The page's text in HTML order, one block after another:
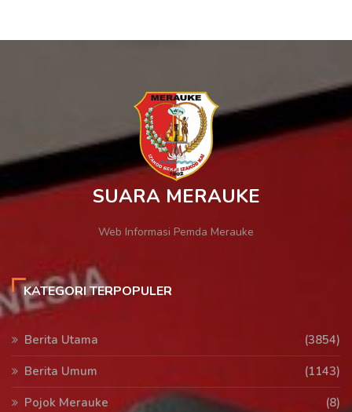
SUARA MERAUKE
Web Informasi Pemda Merauke
KATEGORI TERPOPULER
Berita Utama
(3854)
Berita Umum
(1143)
Pojok Merauke
(8)